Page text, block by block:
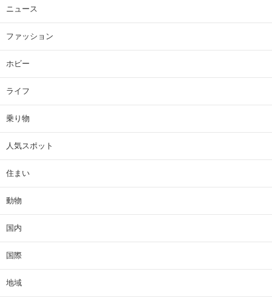
ニュース
ファッション
ホビー
ライフ
乗り物
人気スポット
住まい
動物
国内
国際
地域